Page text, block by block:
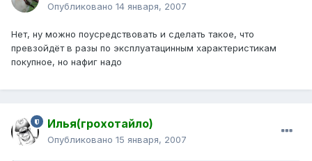
Опубликовано 14 января, 2007
Нет, ну можно поусредствовать и сделать такое, что
превзойдёт в разы по эксплуатацинным характеристикам
покупное, но нафиг надо
Илья(грохотайло)
Опубликовано 15 января, 2007